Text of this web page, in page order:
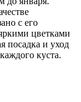
с его
цветками
посадка и уход
куста.